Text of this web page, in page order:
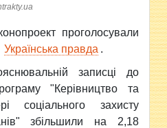
проголосували
Українська правда .
записці до
"Керівництво та
соціального захисту
збільшили на 2,18